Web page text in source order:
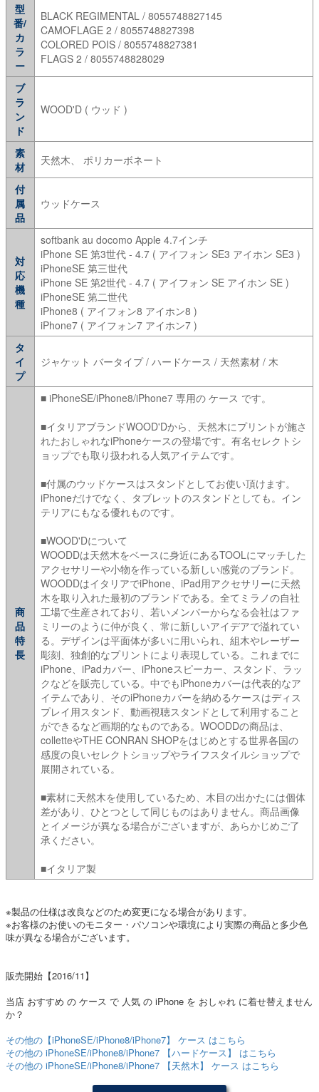
型
番/
カ
ラ
ー
BLACK REGIMENTAL / 8055748827145
CAMOFLAGE 2 / 8055748827398
COLORED POIS / 8055748827381
FLAGS 2 / 8055748828029
ブ
ラ
ン
ド
WOOD'D ( ウッド )
素
材
天然木、 ポリカーボネート
付
属
品
ウッドケース
対
応
機
種
softbank au docomo Apple 4.7インチ
iPhone SE 第3世代 - 4.7 ( アイフォン SE3 アイホン SE3 )
iPhoneSE 第三世代
iPhone SE 第2世代 - 4.7 ( アイフォン SE アイホン SE )
iPhoneSE 第二世代
iPhone8 ( アイフォン8 アイホン8 )
iPhone7 ( アイフォン7 アイホン7 )
タ
イ
プ
ジャケット バータイプ / ハードケース / 天然素材 / 木
商
品
特
長
■ iPhoneSE/iPhone8/iPhone7 専用の ケース です。
■イタリアブランドWOOD'Dから、天然木にプリントが施さ
れたおしゃれなiPhoneケースの登場です。有名セレクトシ
ョップでも取り扱われる人気アイテムです。
■付属のウッドケースはスタンドとしてお使い頂けます。
iPhoneだけでなく、タブレットのスタンドとしても。イン
テリアにもなる優れものです。
■WOOD'Dについて
WOODDは天然木をベースに身近にあるTOOLにマッチした
アクセサリーや小物を作っている新しい感覚のブランド。
WOODDはイタリアでiPhone、iPad用アクセサリーに天然
木を取り入れた最初のブランドである。全てミラノの自社
工場で生産されており、若いメンバーからなる会社はファ
ミリーのように仲が良く、常に新しいアイデアで溢れてい
る。デザインは平面体が多いに用いられ、組木やレーザー
彫刻、独創的なプリントにより表現している。これまでに
iPhone、iPadカバー、iPhoneスピーカー、スタンド、ラッ
クなどを販売している。中でもiPhoneカバーは代表的なア
イテムであり、そのiPhoneカバーを納めるケースはディス
プレイ用スタンド、動画視聴スタンドとして利用すること
ができるなど画期的なものである。WOODDの商品は、
colletteやTHE CONRAN SHOPをはじめとする世界各国の
感度の良いセレクトショップやライフスタイルショップで
展開されている。
■素材に天然木を使用しているため、木目の出かたには個体
差があり、ひとつとして同じものはありません。商品画像
とイメージが異なる場合がございますが、あらかじめご了
承ください。
■イタリア製
※製品の仕様は改良などのため変更になる場合があります。
※お客様のお使いのモニター・パソコンや環境により実際の商品と多少色
味が異なる場合がございます。
販売開始【2016/11】
当店 おすすめ の ケース で 人気 の iPhone を おしゃれ に着せ替えません
か？
その他の【iPhoneSE/iPhone8/iPhone7】 ケース はこちら
その他の iPhoneSE/iPhone8/iPhone7 【ハードケース】 はこちら
その他の iPhoneSE/iPhone8/iPhone7 【天然木】 ケース はこちら